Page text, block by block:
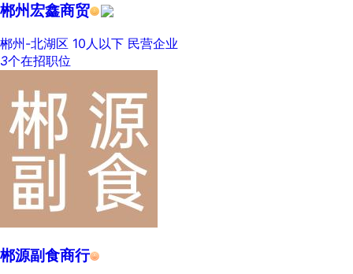
郴州宏鑫商贸
郴州-北湖区 10人以下 民营企业
3个在招职位
郴源副食商行